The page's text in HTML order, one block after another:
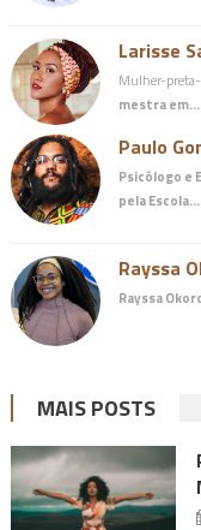
Larisse
Mulher-preta-
mestra em…
Paulo
Psicólogo e
pela Escola…
Rayssa
Rayssa
MAIS POSTS